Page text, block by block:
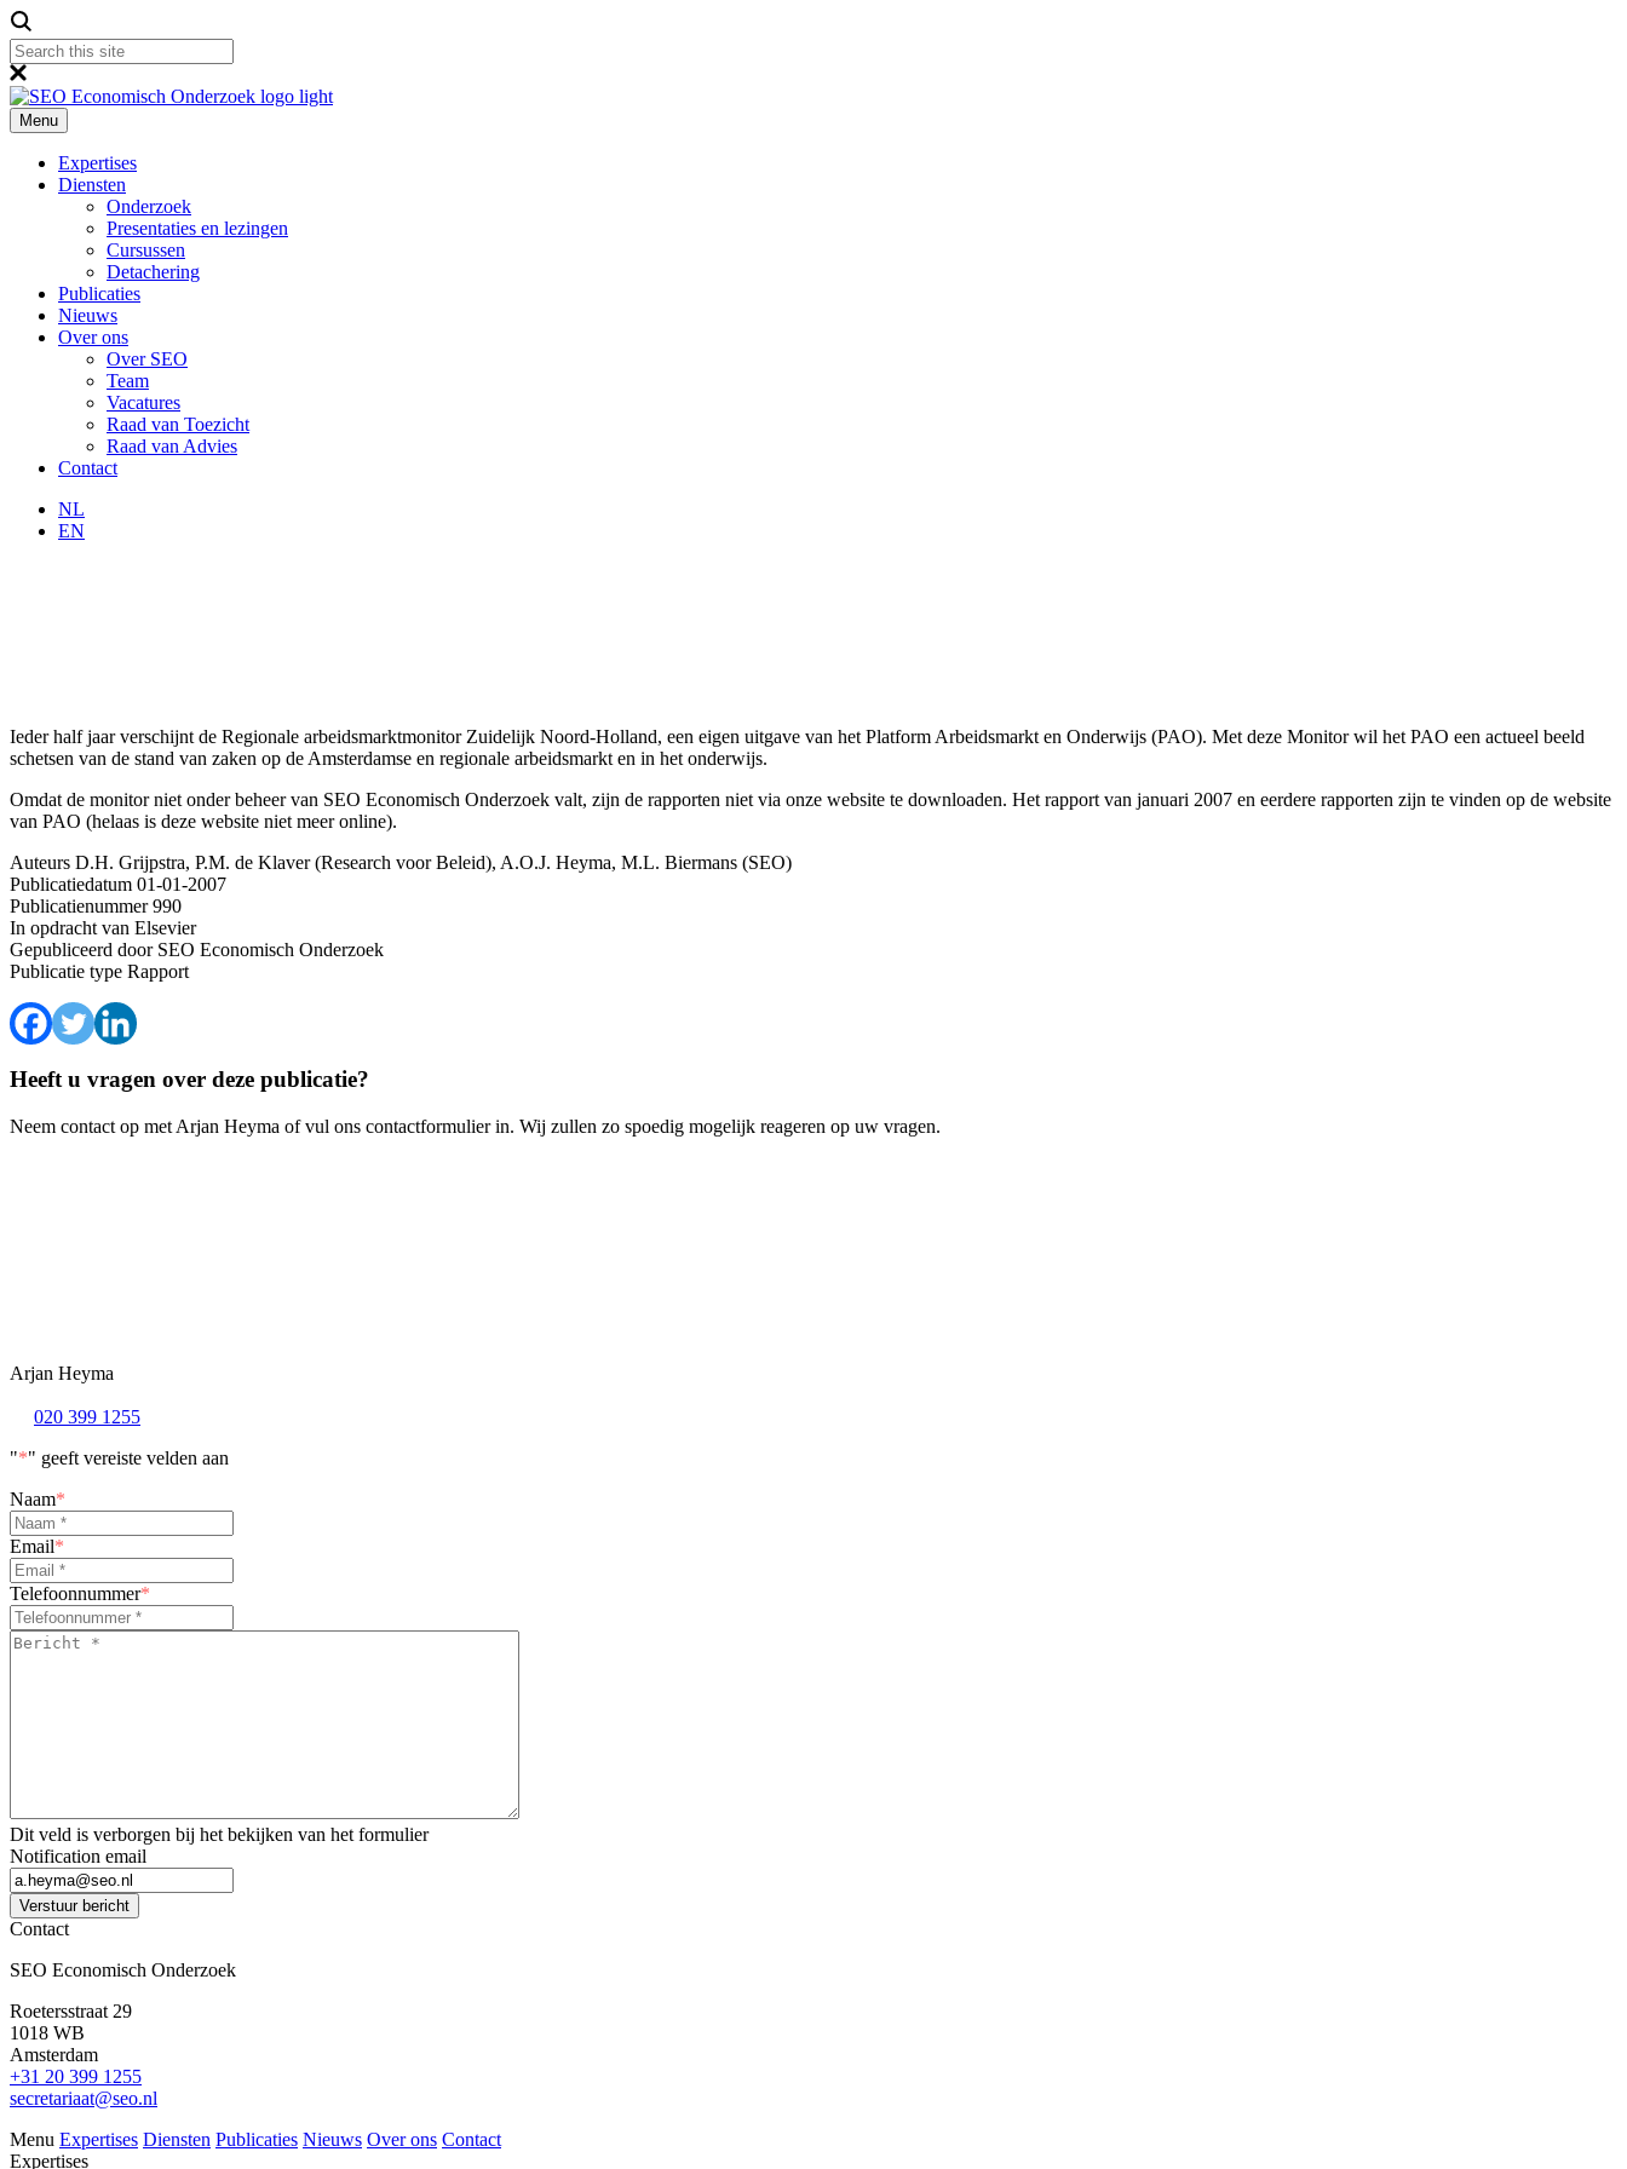
Menu
Expertises
Diensten
Onderzoek
Presentaties en lezingen
Cursussen
Detachering
Publicaties
Nieuws
Over ons
Over SEO
Team
Vacatures
Raad van Toezicht
Raad van Advies
Contact
NL
EN
Ieder half jaar verschijnt de Regionale arbeidsmarktmonitor Zuidelijk Noord-Holland, een eigen uitgave van het Platform Arbeidsmarkt en Onderwijs (PAO). Met deze Monitor wil het PAO een actueel beeld
schetsen van de stand van zaken op de Amsterdamse en regionale arbeidsmarkt en in het onderwijs.
Omdat de monitor niet onder beheer van SEO Economisch Onderzoek valt, zijn de rapporten niet via onze website te downloaden. Het rapport van januari 2007 en eerdere rapporten zijn te vinden op de website
van PAO (helaas is deze website niet meer online).
Auteurs D.H. Grijpstra, P.M. de Klaver (Research voor Beleid), A.O.J. Heyma, M.L. Biermans (SEO)
Publicatiedatum 01-01-2007
Publicatienummer990
In opdracht van Elsevier
Gepubliceerd doorSEO Economisch Onderzoek
Publicatie type Rapport
Heeft u vragen over deze publicatie?
Neem contact op met Arjan Heyma of vul ons contactformulier in. Wij zullen zo spoedig mogelijk reageren op uw vragen.
Arjan Heyma
020 399 1255
"*" geeft vereiste velden aan
Naam*
Email*
Telefoonnummer*
Bericht
Dit veld is verborgen bij het bekijken van het formulier
Notification email
Verstuur bericht
Contact
SEO Economisch Onderzoek
Roetersstraat 29
1018 WB
Amsterdam
+31 20 399 1255
secretariaat@seo.nl
Menu Expertises Diensten Publicaties Nieuws Over ons Contact
Expertises